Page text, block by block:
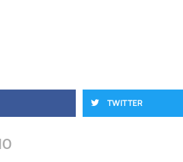
TWITTER